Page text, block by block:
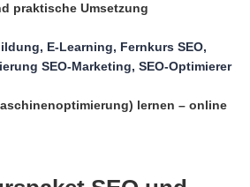
praktische Umsetzung
lernen – online